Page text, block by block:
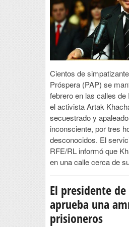
Cientos de
Próspera (PAP) se
febrero en las calles
el activista Artak
secuestrado y
inconsciente, por tres
desconocidos. El
RFE/RL informó que
en una calle cerca de
El presidente
aprueba una
prisioneros